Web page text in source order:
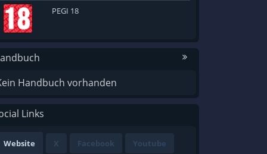
PEGI 18
Handbuch vorhanden
Links
Website X Facebook Youtube